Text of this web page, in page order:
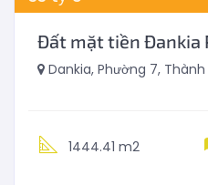
Dankia, Phường 7, Thành
1444.41 m2